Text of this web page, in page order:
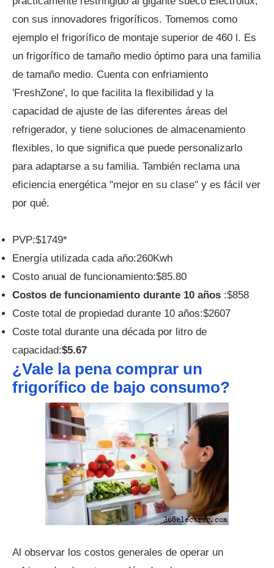
con sus innovadores frigoríficos. Tomemos como
ejemplo el frigorífico de montaje superior de 460 l. Es
un frigorífico de tamaño medio óptimo para una familia
de tamaño medio. Cuenta con enfriamiento
'FreshZone', lo que facilita la flexibilidad y la
capacidad de ajuste de las diferentes áreas del
refrigerador, y tiene soluciones de almacenamiento
flexibles, lo que significa que puede personalizarlo
para adaptarse a su familia. También reclama una
eficiencia energética "mejor en su clase" y es fácil ver
por qué.
PVP:$1749*
Energía utilizada cada año:260Kwh
Costo anual de funcionamiento:$85.80
Costos de funcionamiento durante 10 años :$858
Coste total de propiedad durante 10 años:$2607
Coste total durante una década por litro de
capacidad:$5.67
¿Vale la pena comprar un
frigorífico de bajo consumo?
Al observar los costos generales de operar un